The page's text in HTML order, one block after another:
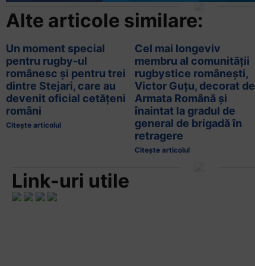
Alte articole similare:
Un moment special
pentru rugby-ul
românesc și pentru trei
dintre Stejari, care au
devenit oficial cetățeni
români
Citește articolul
Cel mai longeviv
membru al comunității
rugbystice românești,
Victor Guțu, decorat de
Armata Română și
înaintat la gradul de
general de brigadă în
retragere
Citește articolul
Link-uri utile